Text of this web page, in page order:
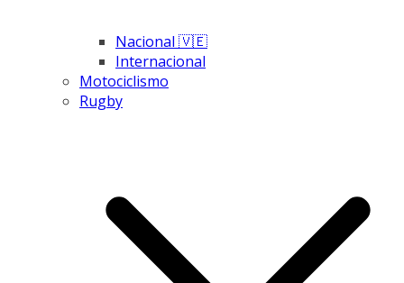
Nacional 🇻🇪
Internacional
Motociclismo
Rugby